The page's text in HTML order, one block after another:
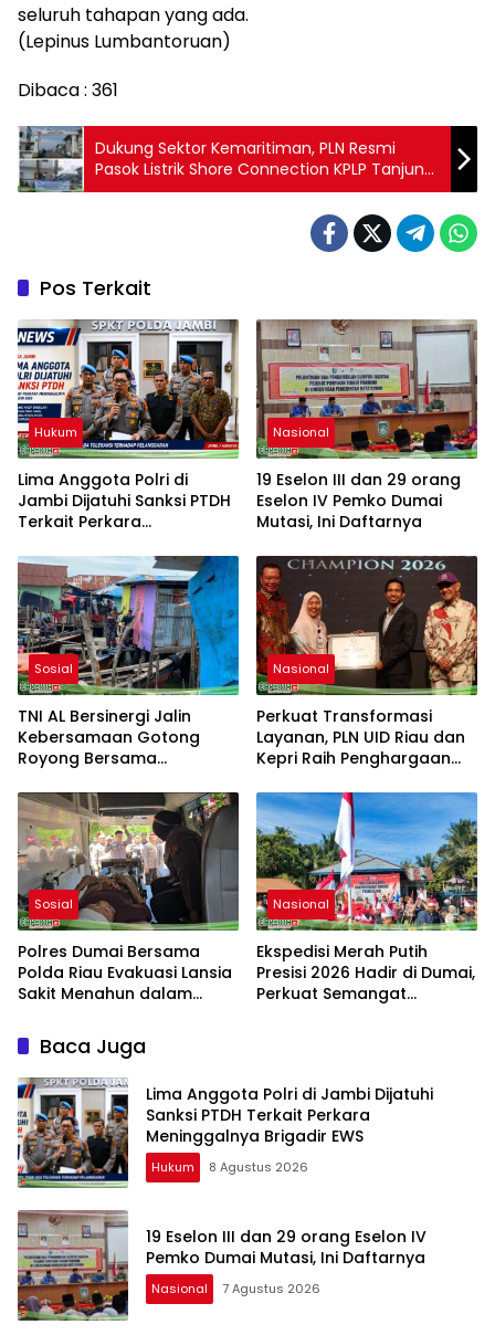
seluruh tahapan yang ada.
(Lepinus Lumbantoruan)
Dibaca : 361
Dukung Sektor Kemaritiman, PLN Resmi
Pasok Listrik Shore Connection KPLP Tanjung
Uban
Pos Terkait
Hukum
Lima Anggota Polri di
Jambi Dijatuhi Sanksi PTDH
Terkait Perkara
Nasional
19 Eselon III dan 29 orang
Eselon IV Pemko Dumai
Mutasi, Ini Daftarnya
Sosial
TNI AL Bersinergi Jalin
Kebersamaan Gotong
Royong Bersama
Sebrang Belawan
Nasional
Perkuat Transformasi
Layanan, PLN UID Riau dan
Kepri Raih Penghargaan
Champion 2026
Sosial
Polres Dumai Bersama
Polda Riau Evakuasi Lansia
Sakit Menahun dalam
Putih Presisi
Nasional
Ekspedisi Merah Putih
Presisi 2026 Hadir di Dumai,
Perkuat Semangat
Baca Juga
Lima Anggota Polri di Jambi Dijatuhi
Sanksi PTDH Terkait Perkara
Meninggalnya Brigadir EWS
Hukum 8 Agustus 2026
19 Eselon III dan 29 orang Eselon IV
Pemko Dumai Mutasi, Ini Daftarnya
Nasional 7 Agustus 2026